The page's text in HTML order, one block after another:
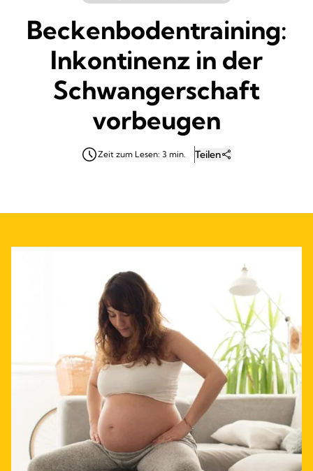
Beckenbodentraining:
Inkontinenz in der
Schwangerschaft
vorbeugen
Zeit zum Lesen: 3 min. Teilen